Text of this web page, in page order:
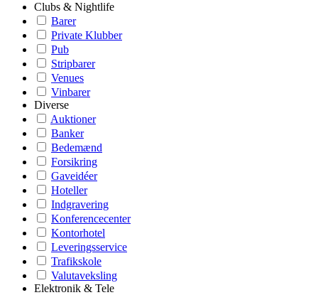
Clubs & Nightlife
Barer
Private Klubber
Pub
Stripbarer
Venues
Vinbarer
Diverse
Auktioner
Banker
Bedemænd
Forsikring
Gaveidéer
Hoteller
Indgravering
Konferencecenter
Kontorhotel
Leveringsservice
Trafikskole
Valutaveksling
Elektronik & Tele